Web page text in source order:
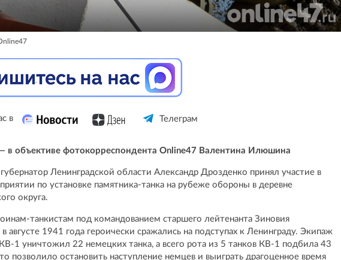
в Телеграм
в объективе фотокорреспондента Online47 Валентина Илюшина
Ленинградской области Александр Дрозденко принял участие в
по установке памятника-танка на рубеже обороны в деревне
округа.
танкистам под командованием старшего лейтенанта Зиновия
августе 1941 года героически сражались на подступах к Ленинграду. Экипаж
1 уничтожил 22 немецких танка, а всего рота из 5 танков КВ-1 подбила 43
позволило остановить наступление немцев и выиграть драгоценное время